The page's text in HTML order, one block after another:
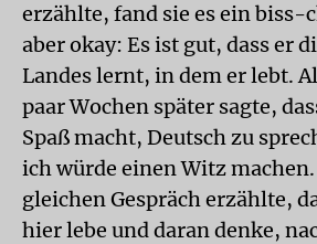
erzählte, fand sie es ein biss-
aber okay: Es ist gut, dass er
Landes lernt, in dem er lebt.
paar Wochen später sagte,
Spaß macht, Deutsch zu
ich würde einen Witz
gleichen Gespräch erzählte,
hier lebe und daran denke,